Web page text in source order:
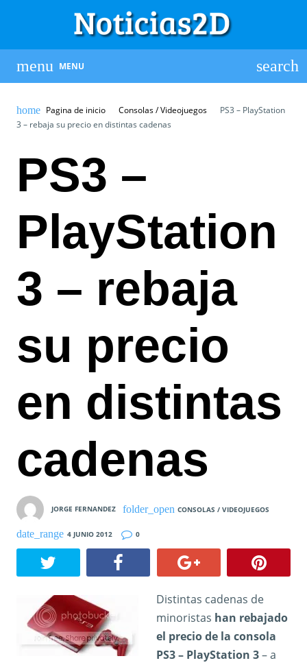
MENU
Pagina de inicio Consolas / Videojuegos
PS3 – PlayStation
3 – rebaja su precio en distintas cadenas
PS3 –
PlayStation
3 – rebaja
su precio
en distintas
cadenas
JORGE FERNANDEZ CONSOLAS / VIDEOJUEGOS
4 JUNIO 2012 0
Distintas cadenas de
minoristas han rebajado
el precio de la consola
PS3 – PlayStation 3– a